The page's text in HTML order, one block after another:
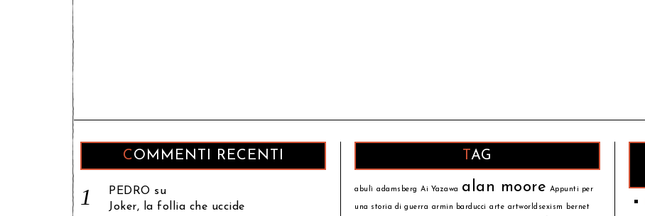
COMMENTI RECENTI
PEDRO su
Joker, la follia che uccide
TAG
abulì adamsberg Ai Yazawa alan moore Appunti per
una storia di guerra armin barducci arte artworldsexism bernet